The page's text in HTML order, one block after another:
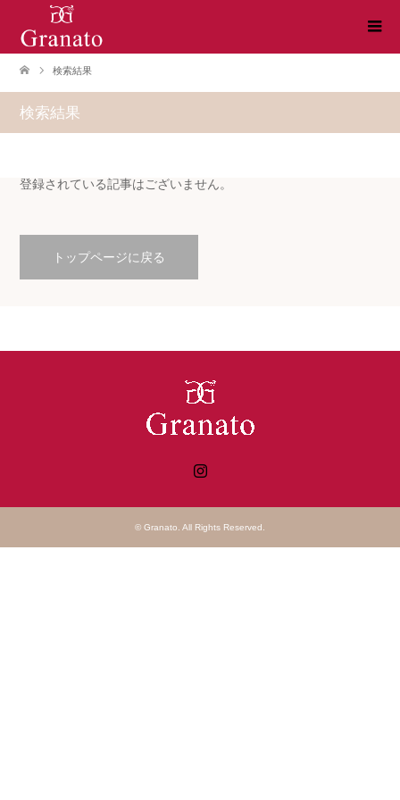
検索結果
検索結果
登録されている記事はございません。
トップページに戻る
© Granato . All Rights Reserved.